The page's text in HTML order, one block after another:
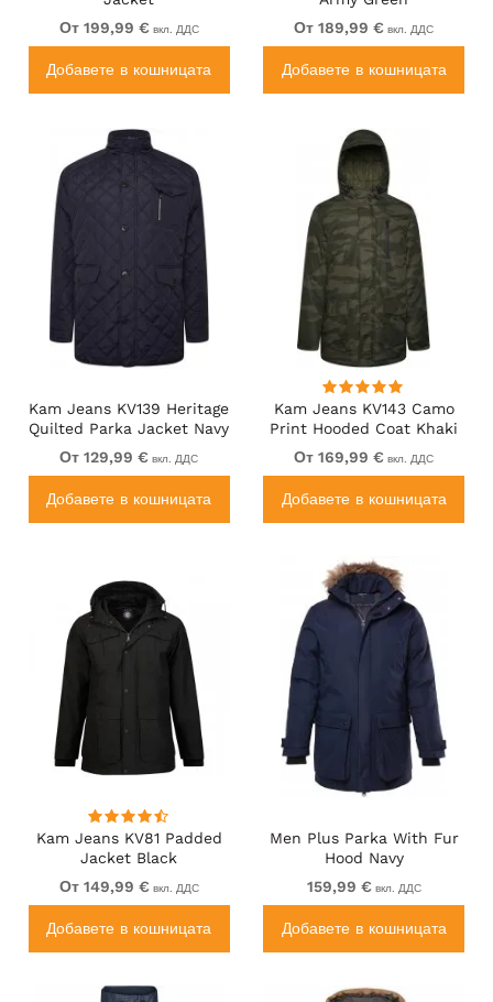
От 199,99 € вкл. ДДС
Добавете в кошницата
От 189,99 € вкл. ДДС
Добавете в кошницата
Kam Jeans KV139 Heritage
Quilted Parka Jacket Navy
От 129,99 € вкл. ДДС
Добавете в кошницата
Kam Jeans KV143 Camo
Print Hooded Coat Khaki
От 169,99 € вкл. ДДС
Добавете в кошницата
Kam Jeans KV81 Padded
Jacket Black
От 149,99 € вкл. ДДС
Добавете в кошницата
Men Plus Parka With Fur
Hood Navy
159,99 € вкл. ДДС
Добавете в кошницата